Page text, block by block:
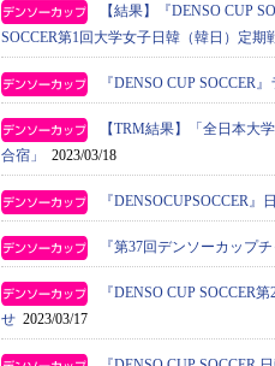
【結果】『DENSO CUP
SOCCER第1回大学女子日韓（韓日）定期
『DENSO CUP SOCCER
【TRM結果】「全日本大
合宿」
2023/03/18
『DENSOCUPSOCCER
『第37回デンソーカップ
『DENSO CUP SOCCER
せ 2023/03/17